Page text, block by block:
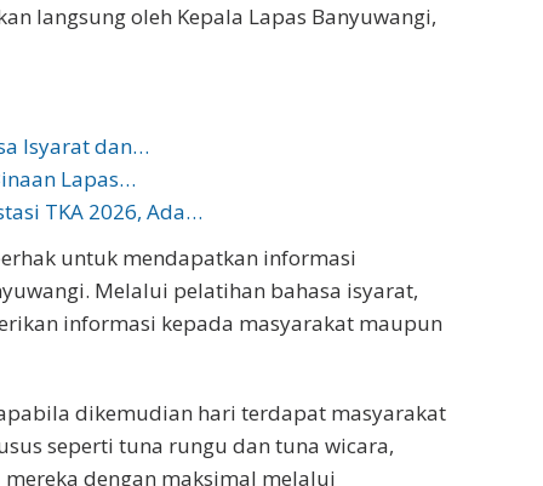
langsung oleh Kepala Lapas Banyuwangi,
Isyarat dan…
Lapas…
TKA 2026, Ada…
untuk mendapatkan informasi
Melalui pelatihan bahasa isyarat,
informasi kepada masyarakat maupun
dikemudian hari terdapat masyarakat
seperti tuna rungu dan tuna wicara,
dengan maksimal melalui